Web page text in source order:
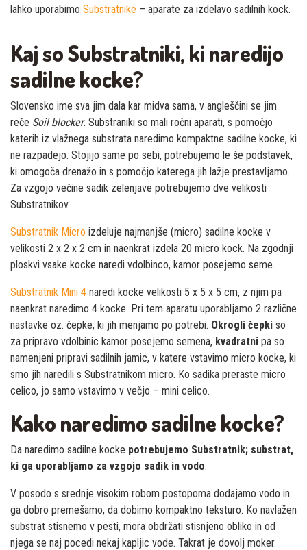
lahko uporabimo Substratnike – aparate za izdelavo sadilnih kock.
Kaj so Substratniki, ki naredijo
sadilne kocke?
Slovensko ime sva jim dala kar midva sama, v angleščini se jim
reče Soil blocker. Substraniki so mali ročni aparati, s pomočjo
katerih iz vlažnega substrata naredimo kompaktne sadilne kocke, ki
ne razpadejo. Stojijo same po sebi, potrebujemo le še podstavek,
ki omogoča drenažo in s pomočjo katerega jih lažje prestavljamo.
Za vzgojo večine sadik zelenjave potrebujemo dve velikosti
Substratnikov.
Substratnik Micro izdeluje najmanjše (micro) sadilne kocke v
velikosti 2 x 2 x 2 cm in naenkrat izdela 20 micro kock. Na zgodnji
ploskvi vsake kocke naredi vdolbinco, kamor posejemo seme.
Substratnik Mini 4 naredi kocke velikosti 5 x 5 x 5 cm, z njim pa
naenkrat naredimo 4 kocke. Pri tem aparatu uporabljamo 2 različne
nastavke oz. čepke, ki jih menjamo po potrebi. Okrogli čepki so
za pripravo vdolbinic kamor posejemo semena, kvadratni pa so
namenjeni pripravi sadilnih jamic, v katere vstavimo micro kocke, ki
smo jih naredili s Substratnikom micro. Ko sadika preraste micro
celico, jo samo vstavimo v večjo – mini celico.
Kako naredimo sadilne kocke?
Da naredimo sadilne kocke potrebujemo Substratnik; substrat,
ki ga uporabljamo za vzgojo sadik in vodo.
V posodo s srednje visokim robom postopoma dodajamo vodo in
ga dobro premešamo, da dobimo kompaktno teksturo. Ko navlažen
substrat stisnemo v pesti, mora obdržati stisnjeno obliko in od
njega se naj pocedi nekaj kapljic vode. Takrat je dovolj moker.